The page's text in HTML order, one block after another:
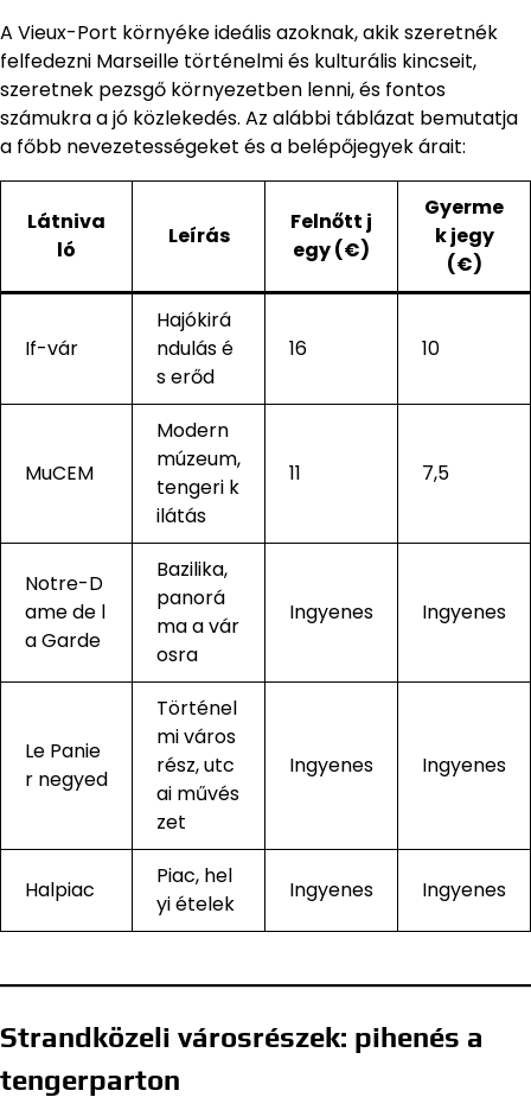
A Vieux-Port környéke ideális azoknak, akik szeretnék
felfedezni Marseille történelmi és kulturális kincseit,
szeretnek pezsgő környezetben lenni, és fontos
számukra a jó közlekedés. Az alábbi táblázat bemutatja
a főbb nevezetességeket és a belépőjegyek árait:
Látniva
ló
Leírás
Felnőtt j
egy (€)
Gyerme
k jegy
(€)
If-vár
Hajókirá
ndulás é
s erőd
16 10
MuCEM
Modern
múzeum,
tengeri k
ilátás
11 7,5
Notre-D
ame de l
a Garde
Bazilika,
panorá
ma a vár
osra
Ingyenes Ingyenes
Le Panie
r negyed
Történel
mi város
rész, utc
ai művés
zet
Ingyenes Ingyenes
Halpiac
Piac, hel
yi ételek
Ingyenes Ingyenes
Strandközeli városrészek: pihenés a
tengerparton